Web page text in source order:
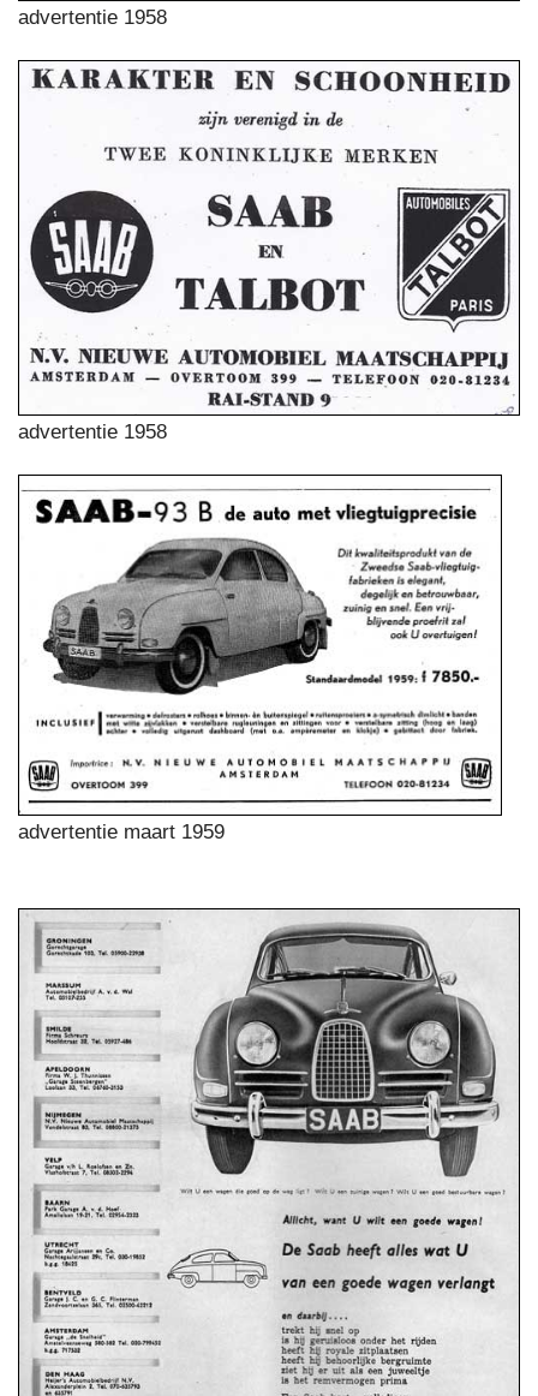
advertentie 1958
advertentie 1958
advertentie maart 1959